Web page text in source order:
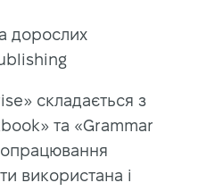
дорослих
складається з
та «Grammar
використана і